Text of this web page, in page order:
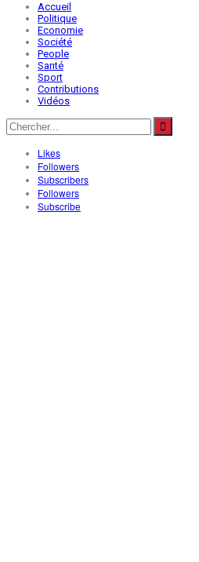
Accueil
Politique
Economie
Société
People
Santé
Sport
Contributions
Vidéos
Likes
Followers
Subscribers
Followers
Subscribe